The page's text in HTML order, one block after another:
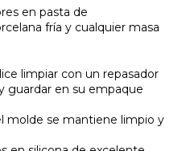
en pasta de
fría y cualquier masa
limpiar con un repasador
guardar en su empaque
molde se mantiene limpio y